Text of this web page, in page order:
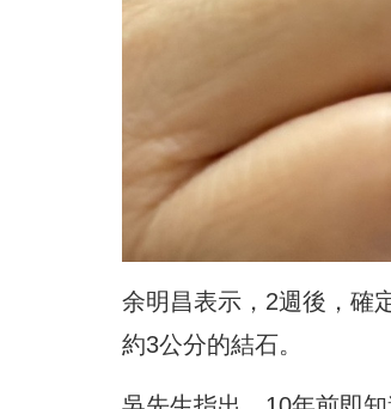
余明昌表示，2週後，確
約3公分的結石。